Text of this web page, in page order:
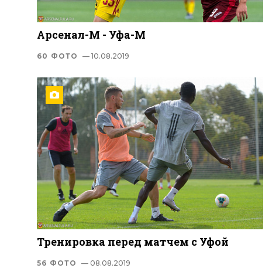
Арсенал-М - Уфа-М
60 ФОТО — 10.08.2019
Тренировка перед матчем с Уфой
56 ФОТО — 08.08.2019